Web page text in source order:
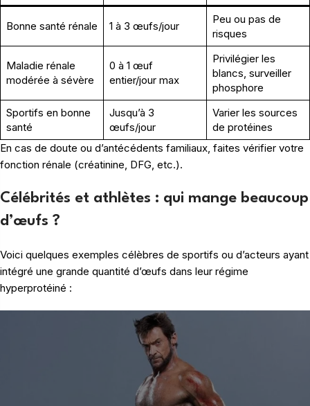
Bonne santé rénale 1 à 3 œufs/jour
Peu ou pas de
risques
Maladie rénale
modérée à sévère
0 à 1 œuf
entier/jour max
Privilégier les
blancs, surveiller
phosphore
Sportifs en bonne
santé
Jusqu’à 3
œufs/jour
Varier les sources
de protéines
En cas de doute ou d’antécédents familiaux, faites vérifier votre
fonction rénale (créatinine, DFG, etc.).
Célébrités et athlètes : qui mange beaucoup
d’œufs ?
Voici quelques exemples célèbres de sportifs ou d’acteurs ayant
intégré une grande quantité d’œufs dans leur régime
hyperprotéiné :